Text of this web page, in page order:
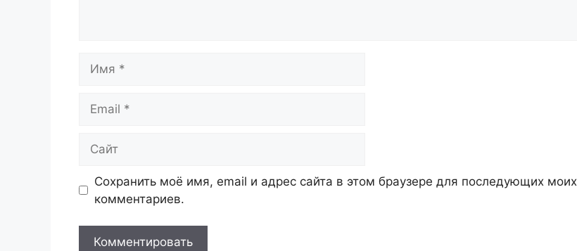
Сохранить моё имя, email и адрес сайта в этом браузере для последующих моих
комментариев.